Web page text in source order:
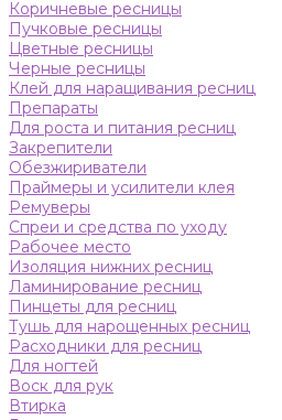
Коричневые ресницы
Пучковые ресницы
Цветные ресницы
Черные ресницы
Клей для наращивания ресниц
Препараты
Для роста и питания ресниц
Закрепители
Обезжириватели
Праймеры и усилители клея
Ремуверы
Спреи и средства по уходу
Рабочее место
Изоляция нижних ресниц
Ламинирование ресниц
Пинцеты для ресниц
Тушь для нарощенных ресниц
Расходники для ресниц
Для ногтей
Воск для рук
Втирка